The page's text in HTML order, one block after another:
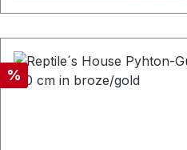
Rabatt
%